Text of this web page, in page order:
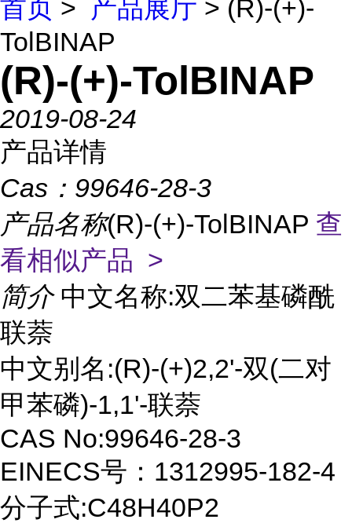
首页 > 产品展厅 > (R)-(+)-
TolBINAP
(R)-(+)-TolBINAP
2019-08-24
产品详情
Cas： 99646-28-3
产品名称(R)-(+)-TolBINAP 查
看相似产品 >
简介 中文名称:双二苯基磷酰
联萘
中文别名:(R)-(+)2,2'-双(二对
甲苯磷)-1,1'-联萘
CAS No:99646-28-3
EINECS号：1312995-182-4
分子式:C48H40P2